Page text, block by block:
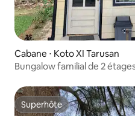
Cabane ⋅ Koto XI Tarusan
Bungalow familial de 2
Superhôte
Superhôte